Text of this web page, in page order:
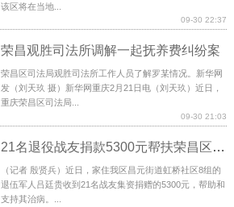
该区将在当地...
09-30 22:37
荣昌观胜司法所调解一起抚养费纠纷案
荣昌区司法局观胜司法所工作人员了解罗某情况。新华网
发（刘天玖 摄）新华网重庆2月21日电（刘天玖）近日，
重庆荣昌区司法局...
09-30 21:03
21名退役战友捐款5300元帮扶荣昌区退伍军人治病
（记者 殷贤兵）近日，家住我区昌元街道虹桥社区8组的
退伍军人吕廷贵收到21名战友集资捐赠的5300元，帮助和
支持其治病。...